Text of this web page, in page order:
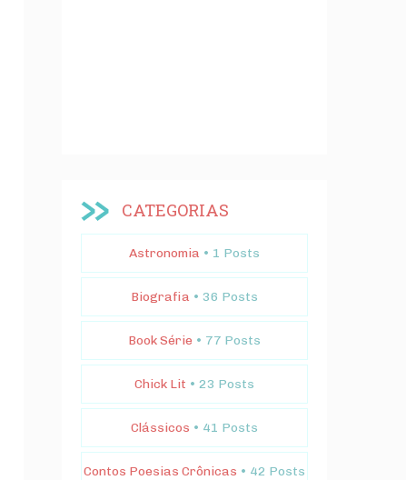
CATEGORIAS
Astronomia • 1 Posts
Biografia • 36 Posts
Book Série • 77 Posts
Chick Lit • 23 Posts
Clássicos • 41 Posts
Contos Poesias Crônicas • 42 Posts